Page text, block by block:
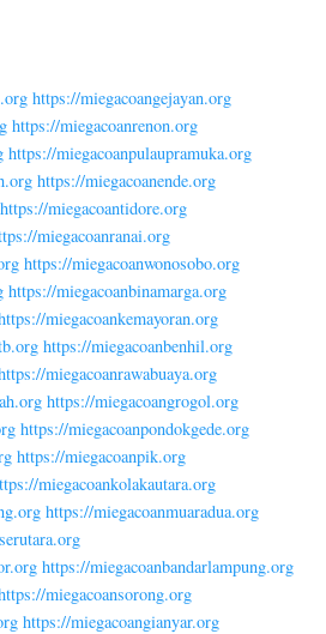
https://miegacoangejayan.org
https://miegacoanrenon.org
https://miegacoanpulaupramuka.org
https://miegacoanende.org
https://miegacoantidore.org
miegacoanranai.org
https://miegacoanwonosobo.org
https://miegacoanbinamarga.org
miegacoankemayoran.org
https://miegacoanbenhil.org
miegacoanrawabuaya.org
https://miegacoangrogol.org
https://miegacoanpondokgede.org
https://miegacoanpik.org
miegacoankolakautara.org
https://miegacoanmuaradua.org
https://miegacoanbandarlampung.org
miegacoansorong.org
https://miegacoangianyar.org